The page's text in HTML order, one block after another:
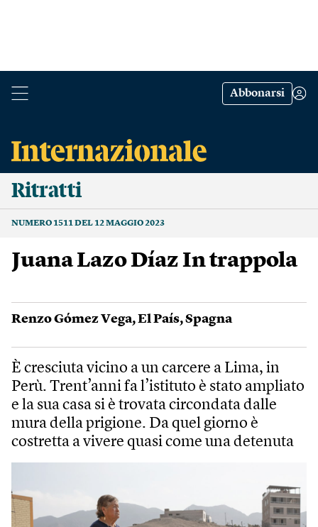
Abbonarsi
Ritratti
NUMERO 1511 DEL 12 MAGGIO 2023
Juana Lazo Díaz In trappola
Renzo Gómez Vega,El País,Spagna
È cresciuta vicino a un carcere a Lima, in
Perù. Trent’anni fa l’istituto è stato ampliato
e la sua casa si è trovata circondata dalle
mura della prigione. Da quel giorno è
costretta a vivere quasi come una detenuta